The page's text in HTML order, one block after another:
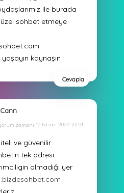
ile burada
sohbet etmeye
kaynaşın
Cevapla
Cann
10 Nisan 2022 22:01
ve güvenilir
tek adresi
olmadığı yer